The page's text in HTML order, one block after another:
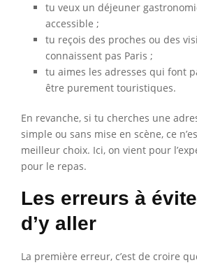
tu veux un déjeuner
accessible ;
tu reçois des proches ou des
connaissent pas Paris ;
tu aimes les adresses qui font
être purement touristiques.
En revanche, si tu cherches une
simple ou sans mise en scène, ce
meilleur choix. Ici, on vient pour
pour le repas.
Les erreurs à
d’y aller
La première erreur, c’est de croire